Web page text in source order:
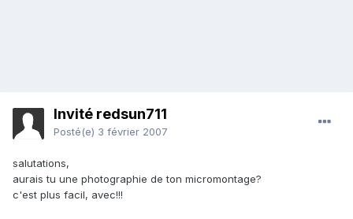
Invité redsun711
Posté(e) 3 février 2007
salutations,
aurais tu une photographie de ton micromontage?
c'est plus facil, avec!!!